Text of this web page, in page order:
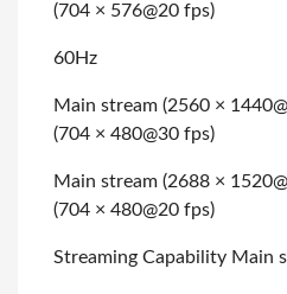
(704 × 576@20 fps)
60Hz
Main stream (2560 ×
(704 × 480@30 fps)
Main stream (2688 ×
(704 × 480@20 fps)
Streaming Capability Main